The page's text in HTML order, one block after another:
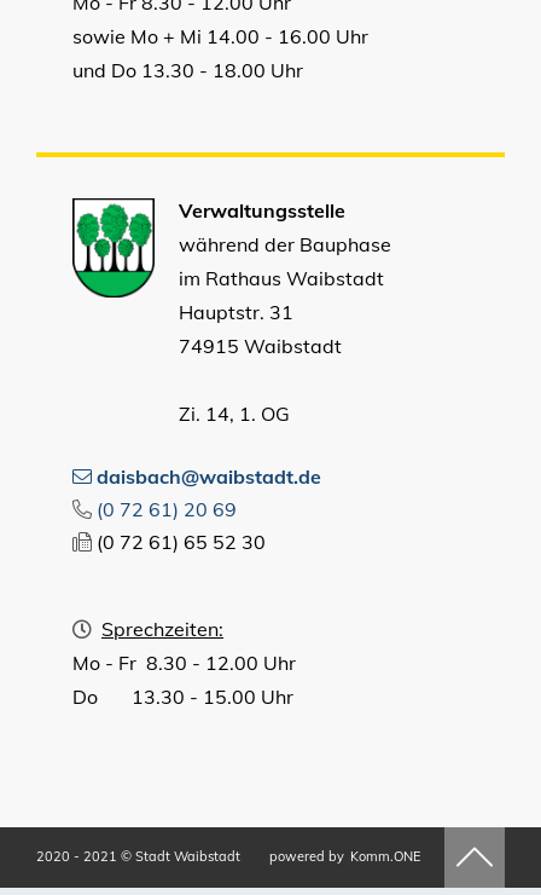
sowie Mo + Mi 14.00 - 16.00 Uhr
und Do 13.30 - 18.00 Uhr
Verwaltungsstelle
während der Bauphase
im Rathaus Waibstadt
Hauptstr. 31
74915 Waibstadt
Zi. 14, 1. OG
daisbach@waibstadt.de
(0 72 61) 20 69
(0 72 61) 65 52 30
Sprechzeiten:
Mo - Fr 8.30 - 12.00 Uhr
Do 13.30 - 15.00 Uhr
2020 - 2021 © Stadt Waibstadt powered by Komm.ONE